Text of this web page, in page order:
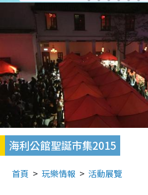
海利公館聖誕市集2015
首頁 玩樂情報 活動展覽